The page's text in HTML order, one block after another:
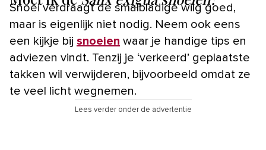
Snoei verdraagt de smalbladige wilg goed,
maar is eigenlijk niet nodig. Neem ook eens
een kijkje bij snoeien waar je handige tips en
adviezen vindt. Tenzij je ‘verkeerd’ geplaatste
takken wil verwijderen, bijvoorbeeld omdat ze
te veel licht wegnemen.
Lees verder onder de advertentie